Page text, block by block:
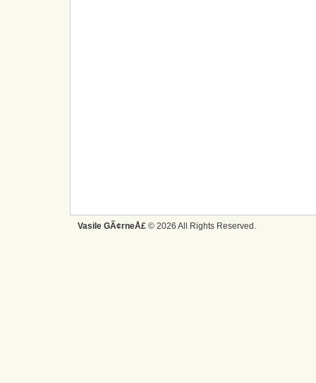
Vasile GÃ¢rneÅ£ © 2026 All Rights Reserved.